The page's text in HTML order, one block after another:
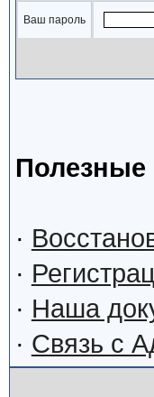
Ваш пароль
Полезные
·
·
· Наша
· Связь с